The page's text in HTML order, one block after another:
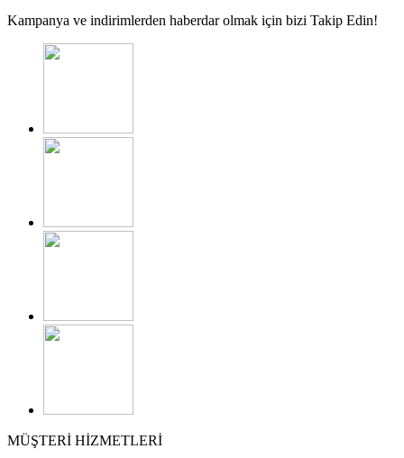
Kampanya ve indirimlerden haberdar olmak için bizi Takip Edin!
MÜŞTERİ HİZMETLERİ